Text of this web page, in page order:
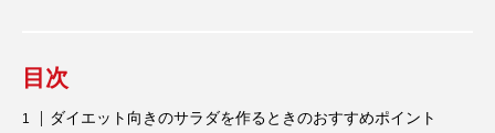
目次
ダイエット向きのサラダを作るときのおすすめポイント